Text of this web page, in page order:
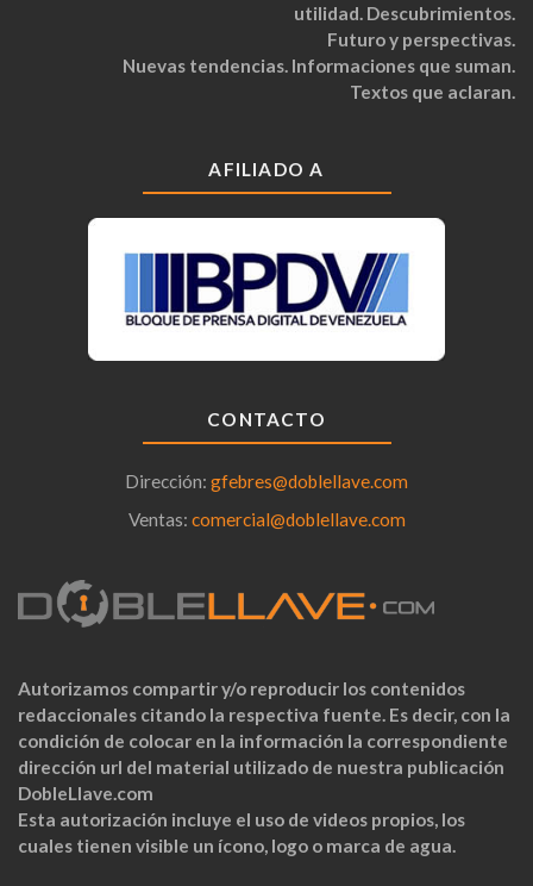
utilidad. Descubrimientos.
Futuro y perspectivas.
Nuevas tendencias. Informaciones que suman.
Textos que aclaran.
AFILIADO A
CONTACTO
Dirección: gfebres@doblellave.com
Ventas: comercial@doblellave.com
Autorizamos compartir y/o reproducir los contenidos
redaccionales citando la respectiva fuente. Es decir, con la
condición de colocar en la información la correspondiente
dirección url del material utilizado de nuestra publicación
DobleLlave.com
Esta autorización incluye el uso de videos propios, los
cuales tienen visible un ícono, logo o marca de agua.